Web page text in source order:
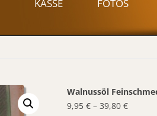
KASSE FOTOS
Walnussöl
9,95€ –39,80€